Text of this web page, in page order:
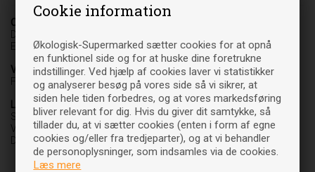
Cookie information
Økologisk-Supermarked sætter cookies for at opnå
en funktionel side og for at huske dine foretrukne
indstillinger. Ved hjælp af cookies laver vi statistikker
og analyserer besøg på vores side så vi sikrer, at
siden hele tiden forbedres, og at vores markedsføring
bliver relevant for dig. Hvis du giver dit samtykke, så
tillader du, at vi sætter cookies (enten i form af egne
cookies og/eller fra tredjeparter), og at vi behandler
de personoplysninger, som indsamles via de cookies.
Læs mere
Oprindelsesland
DK-ØKO 100
EU/Ikke-EU jordbrug
Varebetegnelse
Fødevare
Leverandør
Søbogaard ApS
Voldsgårdsvej 36
DK-7400 Herning